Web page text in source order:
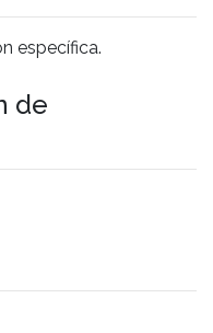
específica.
de